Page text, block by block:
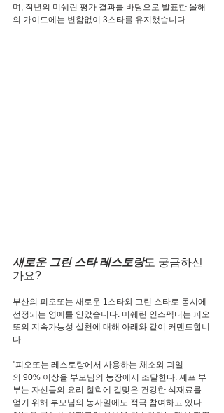
며, 작년의 미쉐린 평가 결과를 바탕으로 발표한 올해
의 가이드에는 변함없이 3스타를 유지했습니다
새로운 그린 스타 레스토랑도 궁금하신
가요?
부산의 피오또는 새로운 1스타와 그린 스타로 동시에
선정되는 영예를 안았습니다. 미쉐린 인스펙터는 피오
또의 지속가능성 실천에 대해 아래와 같이 커멘트합니
다.
"피오또는 레스토랑에서 사용하는 채소와 과일
의 90% 이상을 부모님의 농장에서 조달한다. 셰프 부
부는 자신들의 요리 철학에 걸맞은 건강한 식재료를
얻기 위해 부모님의 농사일에도 적극 참여하고 있다.